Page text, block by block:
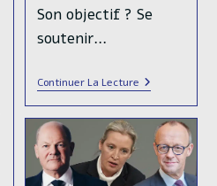
Son objectif ? Se
soutenir…
Continuer La LectureL’Andenpakt
:
Le
Mythique
Pacte
Secret
Qui
A